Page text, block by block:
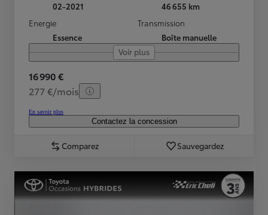
02-2021
46 655 km
Energie
Essence
Transmission
Boîte manuelle
Voir plus
16 990 €
277 €/mois
En savoir plus
Contactez la concession
Comparez Sauvegardez